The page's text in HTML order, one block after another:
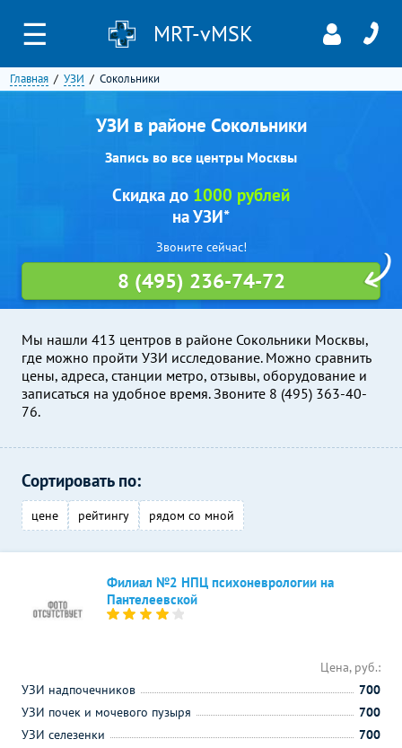
☰ MRT-vMSK
Главная УЗИ Сокольники
УЗИ в районе Сокольники
Запись во все центры Москвы
Мы нашли 413 центров в районе Сокольники Москвы,
где можно пройти УЗИ исследование. Можно сравнить
цены, адреса, станции метро, отзывы, оборудование и
записаться на удобное время. Звоните 8 (495) 363-40-
76.
Скидка до 1000 рублей
на УЗИ*
Звоните сейчас!
8 (495) 236-74-72
Сортировать по:
цене рейтингу рядом со мной
Филиал №2 НПЦ психоневрологии на
Пантелеевской
Цена, руб.:
УЗИ надпочечников
700
УЗИ почек и мочевого пузыря
700
УЗИ селезенки
700